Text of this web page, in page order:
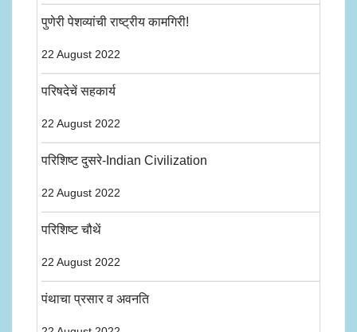
पुणेरी पेशव्यांची राष्ट्रीय कामगिरी!
22 August 2022
परिषदेचें सहकार्य
22 August 2022
परिशिष्ट दुसरे-Indian Civilization
22 August 2022
परिशिष्ट चौथें
22 August 2022
पंथाचा प्रसार व अवनति